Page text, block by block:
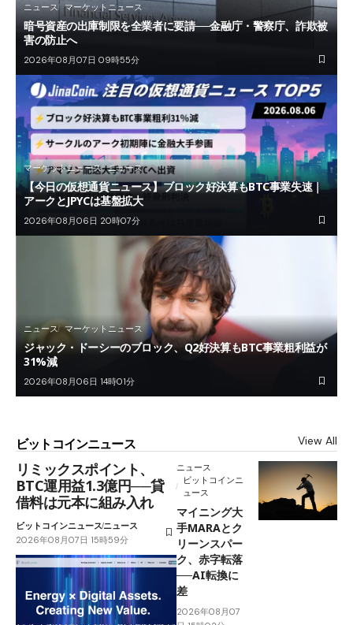
ニュース マーケットニュース
暗号資産の出庫制限を全業者に要請──金融庁・警察庁、詐欺被
害の防止へ
2026年08月07日 09時55分
マーケットニュース ニュース
【今日の仮想通貨ニュース】ブロック好決算もBTC事業失速｜
アークとJPYCは基盤拡大
2026年08月06日 20時07分
ニュース マーケットニュース
ジャック・ドーシーのブロック、Q2好決算もBTC事業粗利益が
31%減
2026年08月06日 14時01分
ビットコインニュース View All
リミックスポイント、
BTC運用益1.3億円──貸
借料は元本に組み入れ
ビットコインニュースニュース
2026年08月07日 15時59分
ニュース
ビットコインニ
ュース
マイニング大
手MARAとク
リーンスパー
ク、赤字転落
──AI転換に
差
2026年08月07